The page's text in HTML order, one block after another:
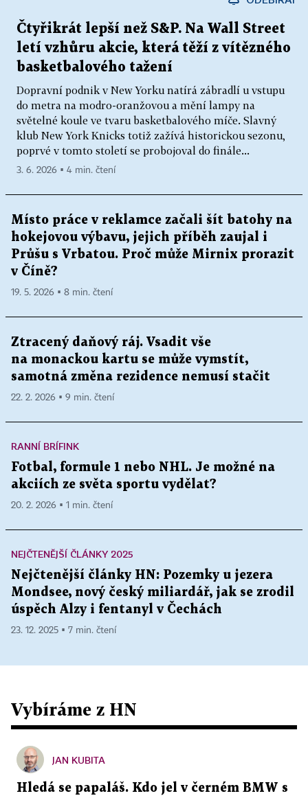
Čtyřikrát lepší než S&P. Na Wall Street
letí vzhůru akcie, která těží z vítězného
basketbalového tažení
Dopravní podnik v New Yorku natírá zábradlí u vstupu
do metra na modro-oranžovou a mění lampy na
světelné koule ve tvaru basketbalového míče. Slavný
klub New York Knicks totiž zažívá historickou sezonu,
poprvé v tomto století se probojoval do finále...
3. 6. 2026 ▪ 4 min. čtení
Místo práce v reklamce začali šít batohy na
hokejovou výbavu, jejich příběh zaujal i
Průšu s Vrbatou. Proč může Mirnix prorazit
v Číně?
19. 5. 2026 ▪ 8 min. čtení
Ztracený daňový ráj. Vsadit vše
na monackou kartu se může vymstít,
samotná změna rezidence nemusí stačit
22. 2. 2026 ▪ 9 min. čtení
RANNÍ BRÍFINK
Fotbal, formule 1 nebo NHL. Je možné na
akciích ze světa sportu vydělat?
20. 2. 2026 ▪ 1 min. čtení
NEJČTENĚJŠÍ ČLÁNKY 2025
Nejčtenější články HN: Pozemky u jezera
Mondsee, nový český miliardář, jak se zrodil
úspěch Alzy i fentanyl v Čechách
23. 12. 2025 ▪ 7 min. čtení
Vybíráme z HN
JAN KUBITA
Hledá se papaláš. Kdo jel v černém BMW s